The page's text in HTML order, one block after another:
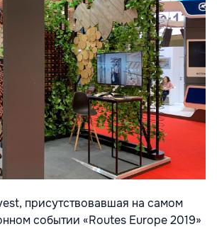
присутствовавшая на самом
событии «Routes Europe 2019»